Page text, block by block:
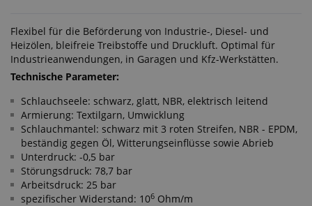
Flexibel für die Beförderung von Industrie-, Diesel- und
Heizölen, bleifreie Treibstoffe und Druckluft. Optimal für
Industrieanwendungen, in Garagen und Kfz-Werkstätten.
Technische Parameter:
Schlauchseele: schwarz, glatt, NBR, elektrisch leitend
Armierung: Textilgarn, Umwicklung
Schlauchmantel: schwarz mit 3 roten Streifen, NBR - EPDM,
beständig gegen Öl, Witterungseinflüsse sowie Abrieb
Unterdruck: -0,5 bar
Störungsdruck: 78,7 bar
Arbeitsdruck: 25 bar
spezifischer Widerstand: 106 Ohm/m